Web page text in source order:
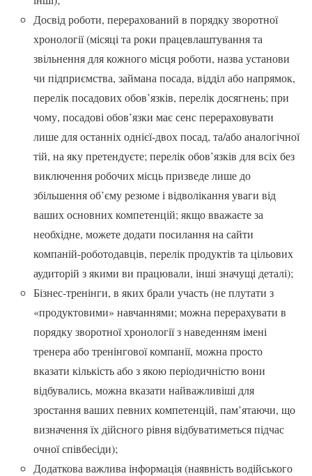
Досвід роботи, перерахований в порядку зворотної
хронології (місяці та роки працевлаштування та
звільнення для кожного місця роботи, назва установи
чи підприємства, займана посада, відділ або напрямок,
перелік посадових обов’язків, перелік досягнень; при
чому, посадові обов’язки має сенс перераховувати
лише для останніх однієї-двох посад, та/або аналогічної
тій, на яку претендуєте; перелік обов’язків для всіх без
виключення робочих місць призведе лише до
збільшення об’єму резюме і відволікання уваги від
ваших основних компетенцій; якщо вважаєте за
необхідне, можете додати посилання на сайти
компаній-роботодавців, перелік продуктів та цільових
аудиторій з якими ви працювали, інші значущі деталі);
Бізнес-тренінги, в яких брали участь (не плутати з
«продуктовими» навчаннями; можна перерахувати в
порядку зворотної хронології з наведенням імені
тренера або тренінгової компанії, можна просто
вказати кількість або з якою періодичністю вони
відбувались, можна вказати найважливіші для
зростання ваших певних компетенцій, пам’ятаючи, що
визначення їх дійсного рівня відбуватиметься підчас
очної співбесіди);
Додаткова важлива інформація (наявність водійського